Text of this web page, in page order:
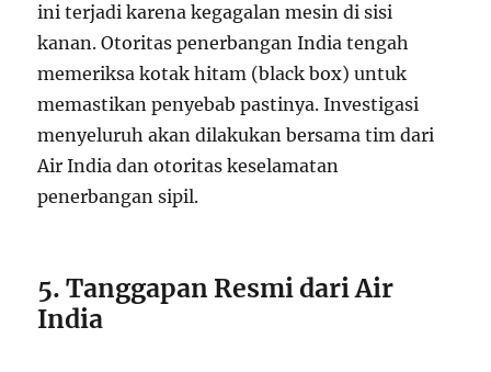
ini terjadi karena kegagalan mesin di sisi
kanan. Otoritas penerbangan India tengah
memeriksa kotak hitam (black box) untuk
memastikan penyebab pastinya. Investigasi
menyeluruh akan dilakukan bersama tim dari
Air India dan otoritas keselamatan
penerbangan sipil.
5. Tanggapan Resmi dari Air
India